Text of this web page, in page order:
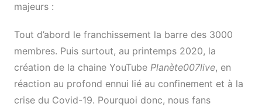
majeurs :
Tout d’abord le franchissement la barre des 3000
membres. Puis surtout, au printemps 2020, la
création de la chaine YouTube Planète007live, en
réaction au profond ennui lié au confinement et à la
crise du Covid-19. Pourquoi donc, nous fans